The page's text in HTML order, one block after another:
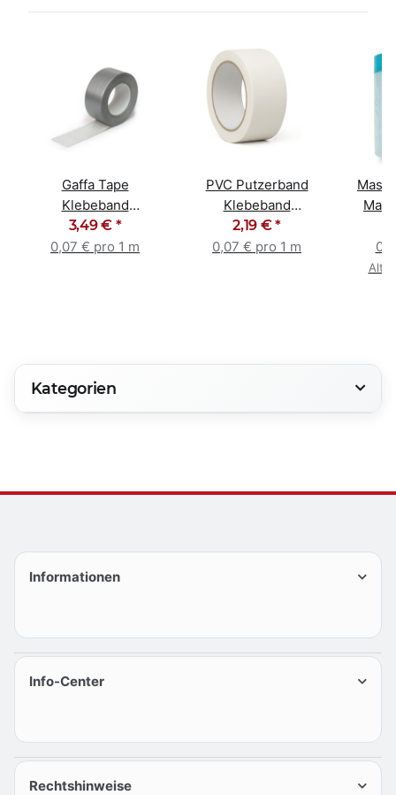
Gaffa Tape
Klebeband
Gewebeband silber
48mm x 50m
3,49 € *
0,07 € pro 1 m
PVC Putzerband
Klebeband
Maurerband 30mm
weiß gerillt
2,19 €*
0,07 € pro 1 m
Kategorien
Informationen
Info-Center
Rechtshinweise